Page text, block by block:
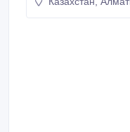
том числе и